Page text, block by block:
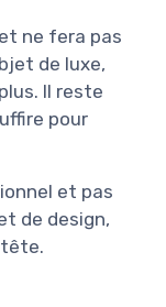
ne fera pas
de luxe,
Il reste
pour
et pas
de design,